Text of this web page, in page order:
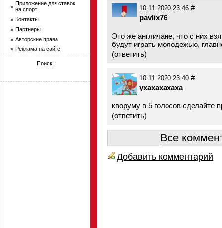
10.11.2020 23:46 #
pavlix76
Это же англичане, что с них
будут играть молодежью,
(ответить)
10.11.2020 23:40 #
yxaxaxaxaxa
кворуму в 5 голосов сделайте
(ответить)
Все
Добавить комментарий
Приложение для ставок
на спорт
Контакты
Партнеры
Авторские права
Реклама на сайте
Поиск: